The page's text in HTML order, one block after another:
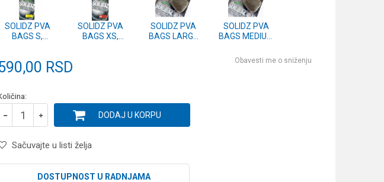
SOLIDZ PVA
BAGS S,
SOLIDZ PVA
BAGS XS,
SOLIDZ PVA
BAGS LARGE
SOLIDZ PVA
BAGS MEDIUM
RSD Obavesti me o sniženju
DODAJ U KORPU
Sačuvajte u listi želja
DOSTUPNOST U RADNJAMA